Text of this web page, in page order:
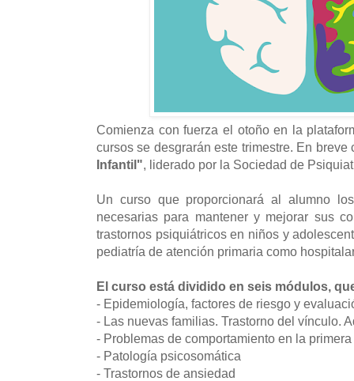
Comienza con fuerza el otoño en la
cursos se desgrarán este trimestre. En
Infantil", liderado por la Sociedad de
Un curso que proporcionará al alumno
necesarias para mantener y mejorar sus
trastornos psiquiátricos en niños y
pediatría de atención primaria como
El curso está dividido en seis módulos,
- Epidemiología, factores de riesgo y
- Las nuevas familias. Trastorno del vínculo.
- Problemas de comportamiento en la
- Patología psicosomática
- Trastornos de ansiedad